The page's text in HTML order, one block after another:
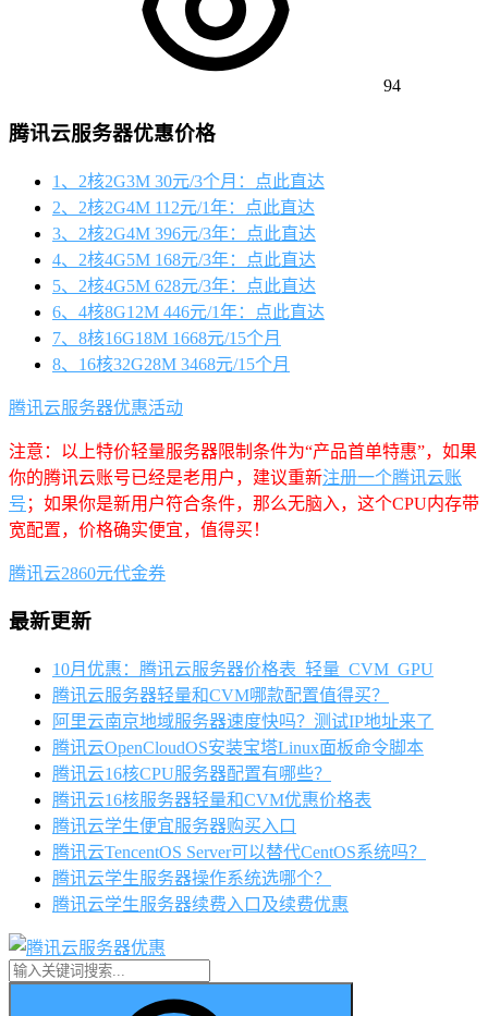
94
腾讯云服务器优惠价格
1、2核2G3M 30元/3个月：点此直达
2、2核2G4M 112元/1年：点此直达
3、2核2G4M 396元/3年：点此直达
4、2核4G5M 168元/3年：点此直达
5、2核4G5M 628元/3年：点此直达
6、4核8G12M 446元/1年：点此直达
7、8核16G18M 1668元/15个月
8、16核32G28M 3468元/15个月
腾讯云服务器优惠活动
注意：以上特价轻量服务器限制条件为“产品首单特惠”，如果
你的腾讯云账号已经是老用户，建议重新注册一个腾讯云账
号 ；如果你是新用户符合条件，那么无脑入，这个CPU内存带
宽配置，价格确实便宜，值得买！
腾讯云2860元代金券
最新更新
10月优惠：腾讯云服务器价格表_轻量_CVM_GPU
腾讯云服务器轻量和CVM哪款配置值得买？
阿里云南京地域服务器速度快吗？测试IP地址来了
腾讯云OpenCloudOS安装宝塔Linux面板命令脚本
腾讯云16核CPU服务器配置有哪些？
腾讯云16核服务器轻量和CVM优惠价格表
腾讯云学生便宜服务器购买入口
腾讯云TencentOS Server可以替代CentOS系统吗？
腾讯云学生服务器操作系统选哪个？
腾讯云学生服务器续费入口及续费优惠